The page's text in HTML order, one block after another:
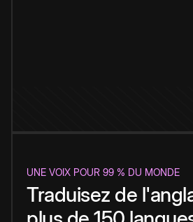
UNE VOIX POUR 99 % DU MONDE
Traduisez de